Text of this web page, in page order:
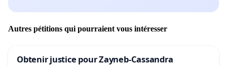
Autres pétitions qui pourraient vous intéresser
Obtenir justice pour Zayneb-Cassandra